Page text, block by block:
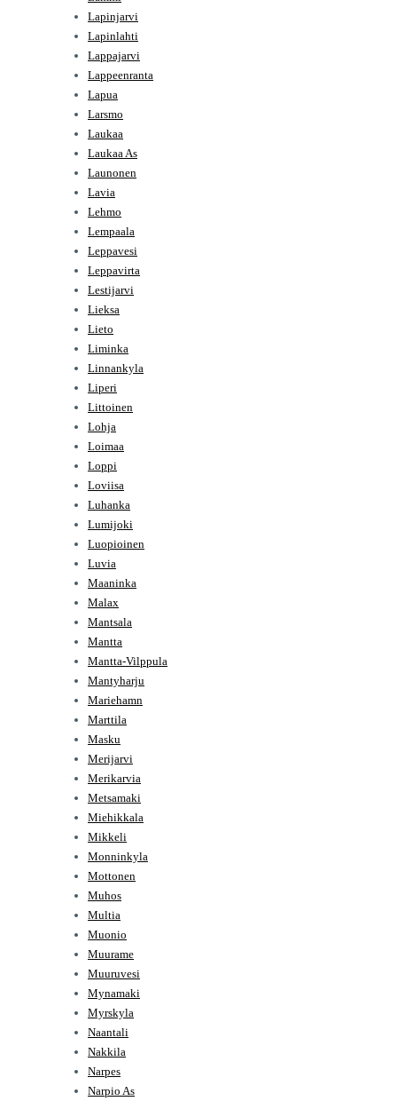
Lapinjarvi
Lapinlahti
Lappajarvi
Lappeenranta
Lapua
Larsmo
Laukaa
Laukaa As
Launonen
Lavia
Lehmo
Lempaala
Leppavesi
Leppavirta
Lestijarvi
Lieksa
Lieto
Liminka
Linnankyla
Liperi
Littoinen
Lohja
Loimaa
Loppi
Loviisa
Luhanka
Lumijoki
Luopioinen
Luvia
Maaninka
Malax
Mantsala
Mantta
Mantta-Vilppula
Mantyharju
Mariehamn
Marttila
Masku
Merijarvi
Merikarvia
Metsamaki
Miehikkala
Mikkeli
Monninkyla
Mottonen
Muhos
Multia
Muonio
Muurame
Muuruvesi
Mynamaki
Myrskyla
Naantali
Nakkila
Narpes
Narpio As